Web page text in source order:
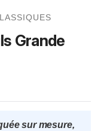
Grande
sur mesure,